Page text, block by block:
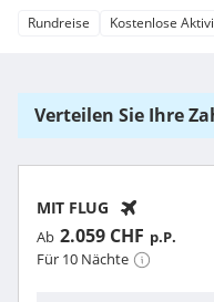
Rundreise Kostenlose
Verteilen Sie Ihre
MIT FLUG
Ab 2.059 CHF p.P.
Für 10 Nächte